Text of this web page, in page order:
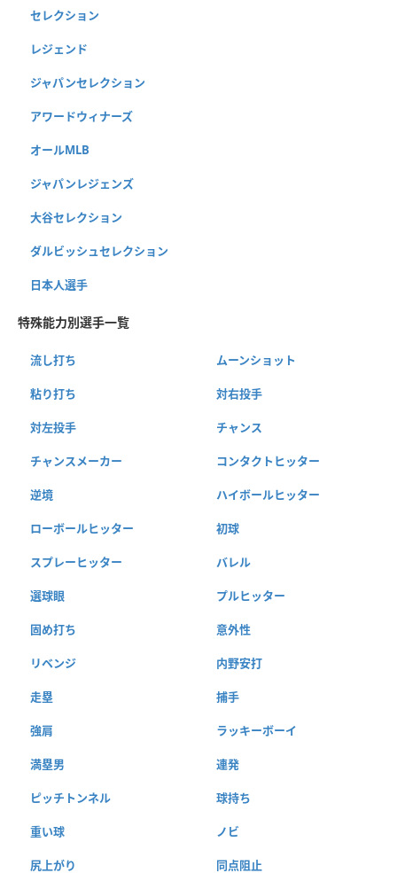
セレクション
レジェンド
ジャパンセレクション
アワードウィナーズ
オールMLB
ジャパンレジェンズ
大谷セレクション
ダルビッシュセレクション
日本人選手
特殊能力別選手一覧
流し打ち ムーンショット
粘り打ち 対右投手
対左投手 チャンス
チャンスメーカー コンタクトヒッター
逆境 ハイボールヒッター
ローボールヒッター 初球
スプレーヒッター バレル
選球眼 プルヒッター
固め打ち 意外性
リベンジ 内野安打
走塁 捕手
強肩 ラッキーボーイ
満塁男 連発
ピッチトンネル 球持ち
重い球 ノビ
尻上がり 同点阻止